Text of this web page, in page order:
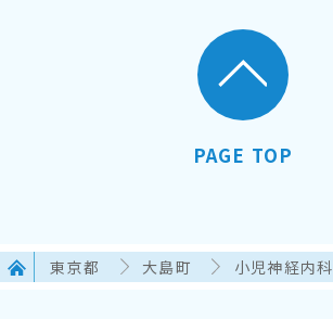
PAGE TOP
東京都 大島町 小児神経内科